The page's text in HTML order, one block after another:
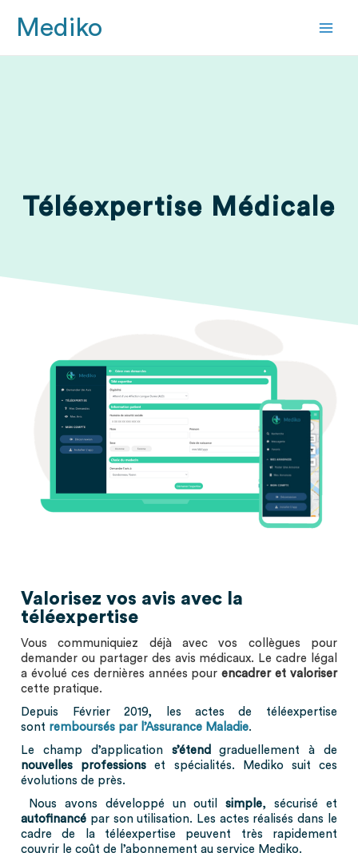
Mediko
Téléexpertise Médicale
Valorisez vos avis avec la
téléexpertise
Vous communiquiez déjà avec vos collègues pour
demander ou partager des avis médicaux. Le cadre légal
a évolué ces dernières années pourencadrer et valoriser
cette pratique.
Depuis Février 2019, les actes de téléexpertise
sont remboursés par l’Assurance Maladie.
Le champ d’application s’étendgraduellement à de
nouvelles professions et spécialités. Mediko suit ces
évolutions de près.
Nous avons développé un outilsimple,
sécurisé et
autofinancé par son utilisation. Les actes réalisés dans le
cadre de la téléexpertise peuvent très rapidement
couvrir le coût de l’abonnement au service Mediko.